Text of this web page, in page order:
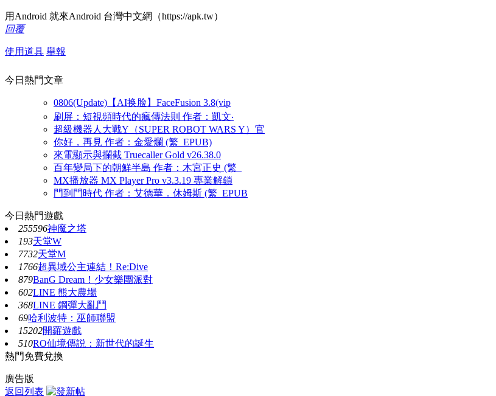
用Android 就來Android 台灣中文網（https://apk.tw）
回覆
使用道具 舉報
今日熱門文章
0806(Update)【AI换脸】FaceFusion 3.8(vip
刷屏：短視頻時代的瘋傳法則 作者：凱文‧
超級機器人大戰Y（SUPER ROBOT WARS Y）官
你好，再見 作者：金愛爛 (繁_EPUB)
來電顯示與攔截 Truecaller Gold v26.38.0
百年變局下的朝鮮半島 作者：木宮正史 (繁_
MX播放器 MX Player Pro v3.3.19 專業解鎖
門到門時代 作者：艾德華．休姆斯 (繁_EPUB
今日熱門遊戲
255596神魔之塔
193天堂W
7732天堂M
1766超異域公主連結！Re:Dive
879BanG Dream！少女樂團派對
602LINE 熊大農場
368LINE 鋼彈大亂鬥
69哈利波特：巫師聯盟
15202開羅遊戲
510RO仙境傳説：新世代的誕生
熱門免費兌換
廣告版
返回列表